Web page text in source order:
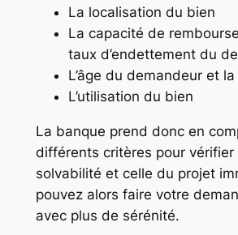
La localisation du bien
La capacité de
taux d’endettement du
L’âge du demandeur et
L’utilisation du bien
La banque prend donc en
différents critères pour vérifier
solvabilité et celle du projet
pouvez alors faire votre
avec plus de sérénité.